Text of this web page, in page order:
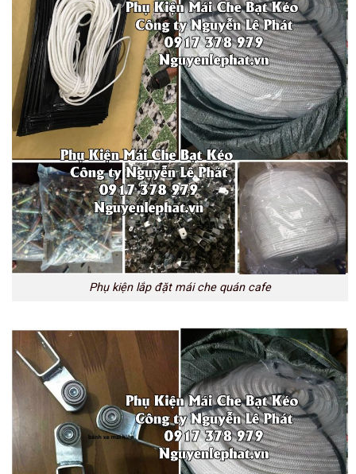
Phụ kiện lắp đặt mái che quán cafe